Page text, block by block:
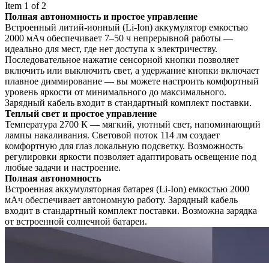
Item 1 of 2
Полная автономность и простое управление
Встроенный литий-ионный (Li-Ion) аккумулятор емкостью
2000 мАч обеспечивает 7–50 ч непрерывной работы —
идеально для мест, где нет доступа к электричеству.
Последовательное нажатие сенсорной кнопки позволяет
включить или выключить свет, а удержание кнопки включает
плавное диммирование — вы можете настроить комфортный
уровень яркости от минимального до максимального.
Зарядный кабель входит в стандартный комплект поставки.
Теплый свет и простое управление
Температура 2700 К — мягкий, уютный свет, напоминающий
лампы накаливания. Световой поток 114 лм создает
комфортную для глаз локальную подсветку. Возможность
регулировки яркости позволяет адаптировать освещение под
любые задачи и настроение.
Полная автономность
Встроенная аккумуляторная батарея (Li-Ion) емкостью 2000
мАч обеспечивает автономную работу. Зарядный кабель
входит в стандартный комплект поставки. Возможна зарядка
от встроенной солнечной батареи.